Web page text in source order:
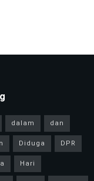
dalam
dan
Diduga
DPR
Hari